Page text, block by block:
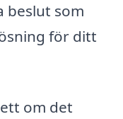
beslut som
för ditt
om det